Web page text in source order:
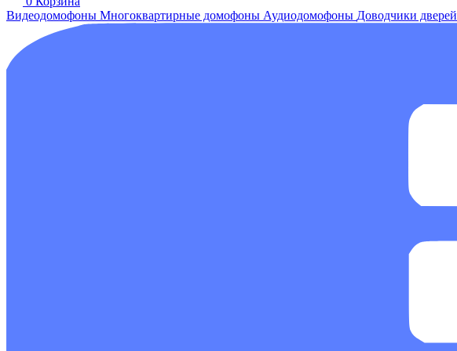
Видеодомофоны Многоквартирные домофоны Аудиодомофоны Доводчики дверей